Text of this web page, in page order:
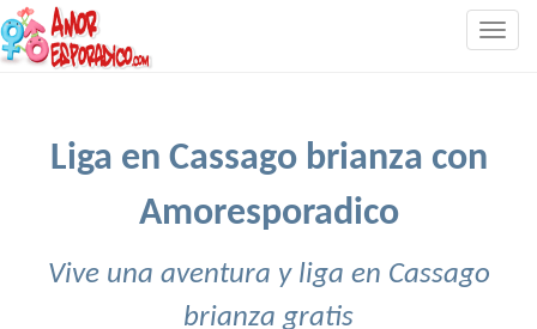
Liga en Cassago brianza con
Amoresporadico
Vive una aventura y liga en Cassago
brianza gratis